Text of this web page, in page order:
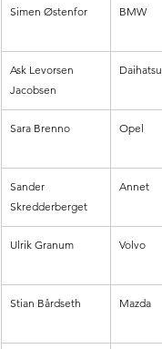
Simen Østenfor BMW
Ask Levorsen
Jacobsen
Daihatsu
Sara Brenno Opel
Sander
Skredderberget
Annet
Ulrik Granum Volvo
Stian Bårdseth Mazda